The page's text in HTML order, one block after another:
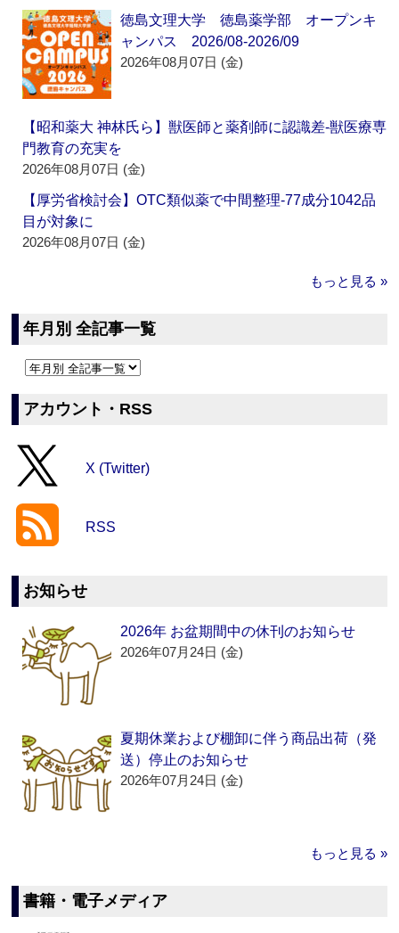
徳島文理大学 徳島薬学部 オープンキ
ャンパス 2026/08-2026/09
2026年08月07日 (金)
【昭和薬大 神林氏ら】獣医師と薬剤師に認識差‐獣医療専
門教育の充実を
2026年08月07日 (金)
【厚労省検討会】OTC類似薬で中間整理‐77成分1042品
目が対象に
2026年08月07日 (金)
もっと見る »
年月別 全記事一覧
アカウント・RSS
X (Twitter)
RSS
お知らせ
2026年 お盆期間中の休刊のお知らせ
2026年07月24日 (金)
夏期休業および棚卸に伴う商品出荷（発
送）停止のお知らせ
2026年07月24日 (金)
もっと見る »
書籍・電子メディア